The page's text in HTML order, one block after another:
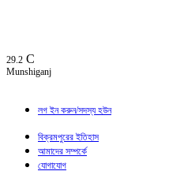
29.2 C
Munshiganj
লগ ইন করুন/সদস্য হউন
বিক্রমপুরের ইতিহাস
আমাদের সম্পর্কে
যোগাযোগ